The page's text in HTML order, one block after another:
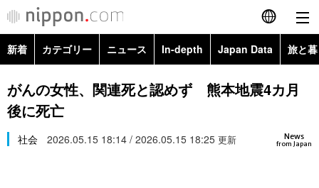
English
简体字
カテゴリー
新着 カテゴリー ニュース In-depth Japan Data 旅と
政治・外交
経済・ビジネス
Topics
がんの女性、関連死と認めず 熊本地震4カ月
後に死亡
News
from Japan
社会 2026.05.15 18:14 / 2026.05.15 18:25 更新